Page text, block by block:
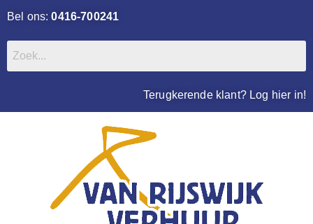
Bel ons:0416-700241
Terugkerende klant? Log hier in!